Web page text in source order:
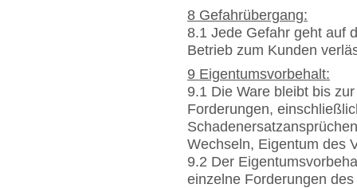
8 Gefahrübergang:
8.1 Jede Gefahr geht auf
Betrieb zum Kunden
9 Eigentumsvorbehalt:
9.1 Die Ware bleibt bis
Forderungen,
Wechseln, Eigentum des
9.2 Der
einzelne Forderungen